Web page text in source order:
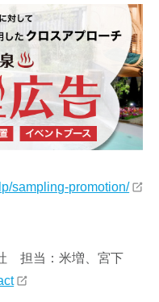
sampling-promotion/
担当：米増、宮下